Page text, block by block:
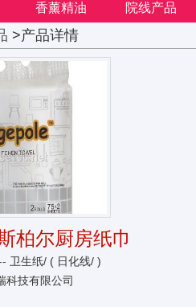
香薰精油 院线产品
>产品详情
柏尔厨房纸巾
卫生纸/ ( 日化线/ )
科技有限公司